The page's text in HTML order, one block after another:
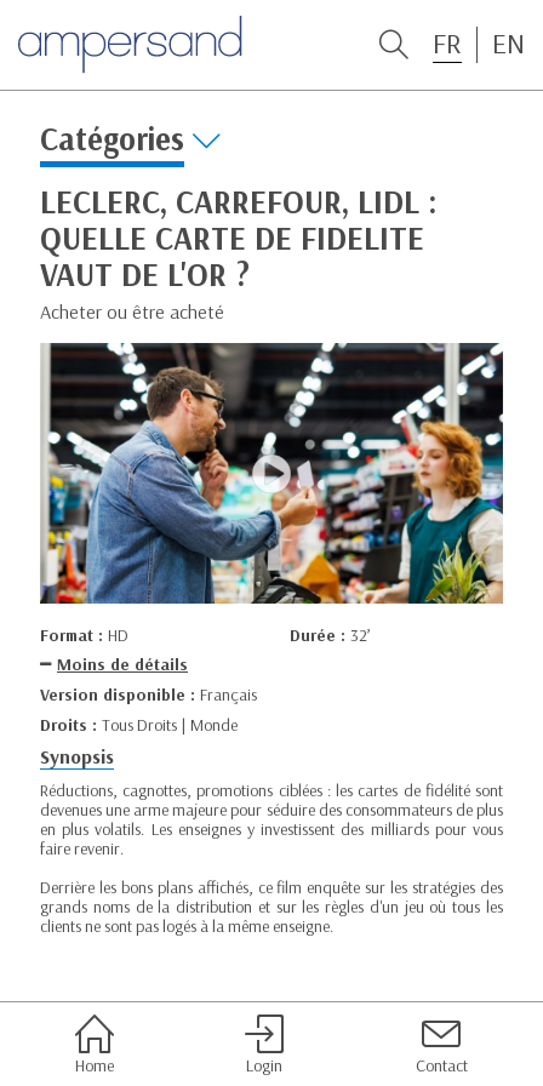
FR EN
Catégories
LECLERC, CARREFOUR, LIDL :
QUELLE CARTE DE FIDELITE
VAUT DE L'OR ?
Acheter ou être acheté
Format : HD Durée : 32’
Moins de détails
Version disponible : Français
Droits : Tous Droits | Monde
Synopsis
Réductions, cagnottes, promotions ciblées : les cartes de fidélité sont
devenues une arme majeure pour séduire des consommateurs de plus
en plus volatils. Les enseignes y investissent des milliards pour vous
faire revenir.
Derrière les bons plans affichés, ce film enquête sur les stratégies des
grands noms de la distribution et sur les règles d'un jeu où tous les
clients ne sont pas logés à la même enseigne.
Home Login Contact